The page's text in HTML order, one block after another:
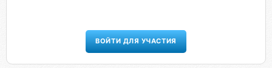
ВОЙТИ ДЛЯ УЧАСТИЯ